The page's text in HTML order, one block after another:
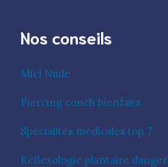
Nos conseils
Miel Nude
Piercing conch bienfaits
Spécialités médicales top 7
Réflexologie plantaire danger